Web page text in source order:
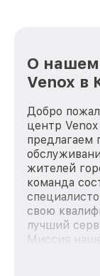
О нашем
Venox в
Добро
центр
предлагаем
жителей
команда
свою
лучший
Миссия
каждого